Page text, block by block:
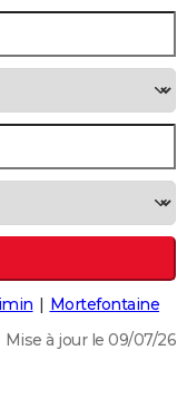
Mortefontaine
Mise à jour le 09/07/26